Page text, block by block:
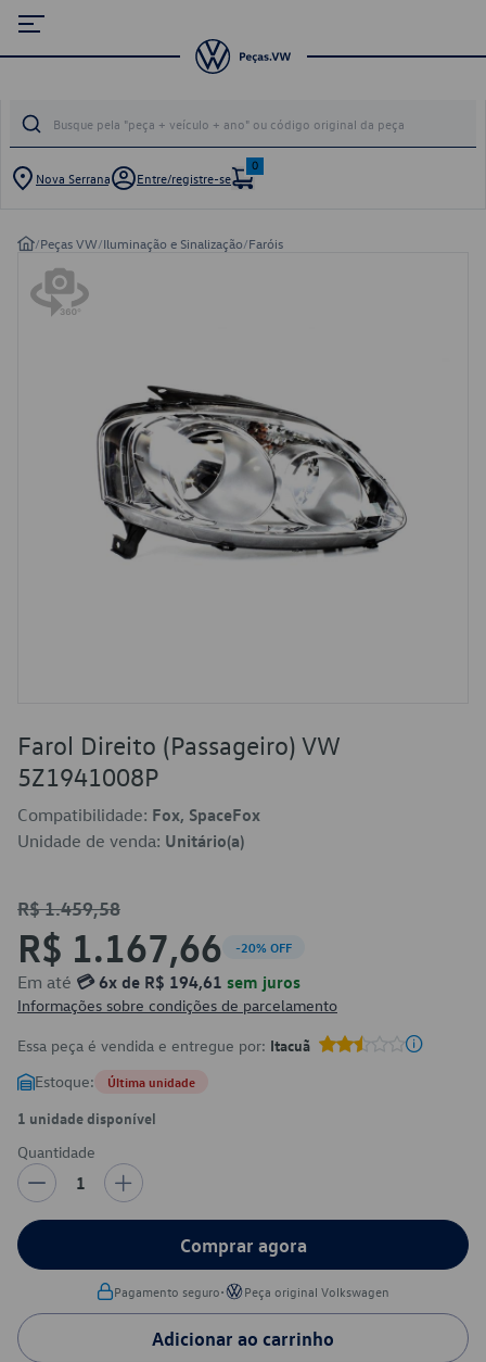
Nova Serrana Entre/registre-se
0
/Peças VW/Iluminação e Sinalização/Faróis
Farol Direito (Passageiro) VW
5Z1941008P
Compatibilidade: Fox, SpaceFox
Unidade de venda: Unitário(a)
R$ 1.459,58
R$ 1.167,66 -20% OFF
Em até 💳 6x de R$ 194,61 sem juros
Informações sobre condições de parcelamento
Essa peça é vendida e entregue por: Itacuã
Estoque: Última unidade
1 unidade disponível
Quantidade
1
Comprar agora
Pagamento seguro• Peça original Volkswagen
Adicionar ao carrinho